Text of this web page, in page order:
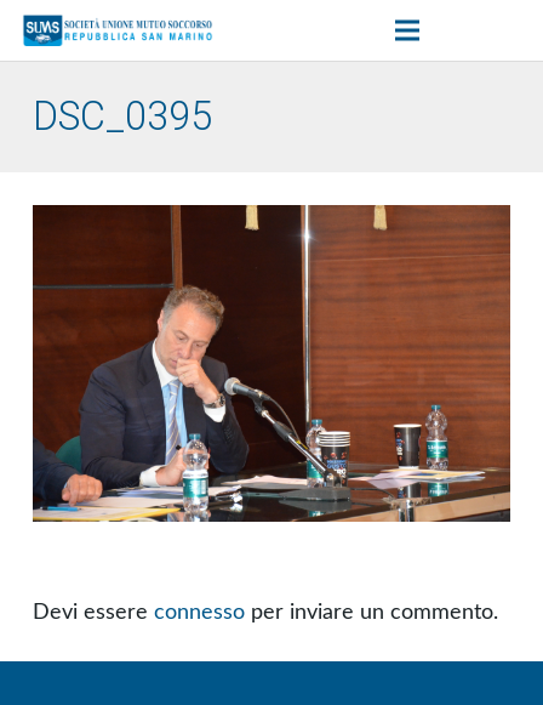
DSC_0395
Devi essere connesso per inviare un commento.